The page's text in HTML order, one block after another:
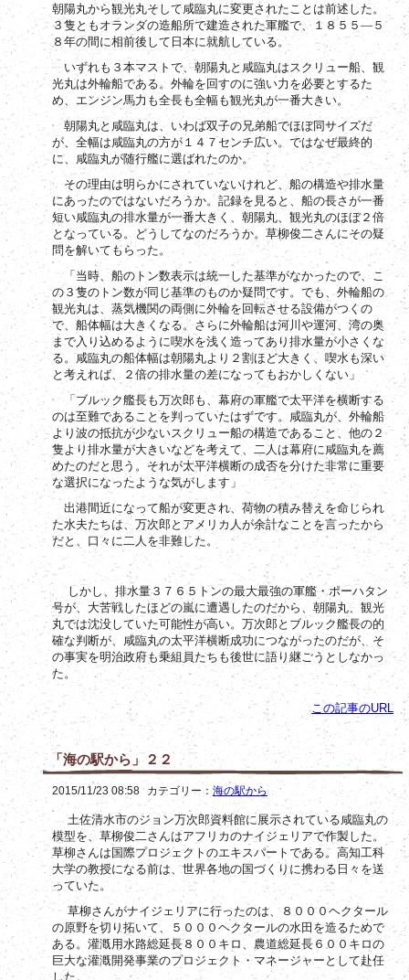
朝陽丸から観光丸そして咸臨丸に変更されたことは前述した。
３隻ともオランダの造船所で建造された軍艦で、１８５５―５
８年の間に相前後して日本に就航している。
いずれも３本マストで、朝陽丸と咸臨丸はスクリュー船、観
光丸は外輪船である。外輪を回すのに強い力を必要とするた
め、エンジン馬力も全長も全幅も観光丸が一番大きい。
朝陽丸と咸臨丸は、いわば双子の兄弟船でほぼ同サイズだ
が、全幅は咸臨丸の方が１４７センチ広い。ではなぜ最終的
に、咸臨丸が随行艦に選ばれたのか。
その理由は明らかにされていないけれど、船の構造や排水量
にあったのではないだろうか。記録を見ると、船の長さが一番
短い咸臨丸の排水量が一番大きく、朝陽丸、観光丸のほぼ２倍
となっている。どうしてなのだろうか。草柳俊二さんにその疑
問を解いてもらった。
「当時、船のトン数表示は統一した基準がなかったので、こ
の３隻のトン数が同じ基準のものか疑問です。でも、外輪船の
観光丸は、蒸気機関の両側に外輪を回転させる設備がつくの
で、船体幅は大きくなる。さらに外輪船は河川や運河、湾の奥
まで入り込めるように喫水を浅く造ってあり排水量が小さくな
る。咸臨丸の船体幅は朝陽丸より２割ほど大きく、喫水も深い
と考えれば、２倍の排水量の差になってもおかしくない」
「ブルック艦長も万次郎も、幕府の軍艦で太平洋を横断する
のは至難であることを判っていたはずです。咸臨丸が、外輪船
より波の抵抗が少ないスクリュー船の構造であること、他の２
隻より排水量が大きいなどを考えて、二人は幕府に咸臨丸を薦
めたのだと思う。それが太平洋横断の成否を分けた非常に重要
な選択になったような気がします」
出港間近になって船が変更され、荷物の積み替えを命じられ
た水夫たちは、万次郎とアメリカ人が余計なことを言ったから
だと、口々に二人を非難した。
しかし、排水量３７６５トンの最大最強の軍艦・ポーハタン
号が、大苦戦したほどの嵐に遭遇したのだから、朝陽丸、観光
丸では沈没していた可能性が高い。万次郎とブルック艦長の的
確な判断が、咸臨丸の太平洋横断成功につながったのだが、そ
の事実を明治政府も乗組員たちも後世に語り継ごうとしなかっ
た。
この記事のURL
「海の駅から」２２
2015/11/23 08:58 カテゴリー： 海の駅から
土佐清水市のジョン万次郎資料館に展示されている咸臨丸の
模型を、草柳俊二さんはアフリカのナイジェリアで作製した。
草柳さんは国際プロジェクトのエキスパートである。高知工科
大学の教授になる前は、世界各地の国づくりに携わる日々を送
っていた。
草柳さんがナイジェリアに行ったのは、８０００ヘクタール
の原野を切り拓いて、５０００ヘクタールの水田を造るためで
ある。灌漑用水路総延長８００キロ、農道総延長６００キロの
巨大な灌漑開発事業のプロジェクト・マネージャーとして赴任
した。